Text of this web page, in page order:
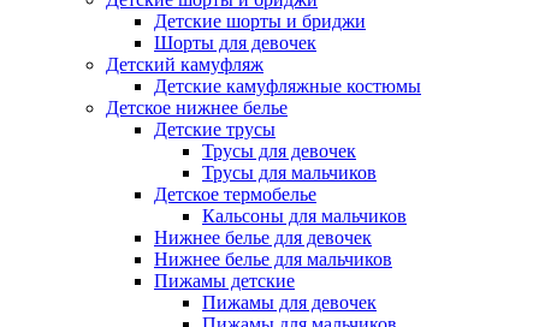
Детские шорты и бриджи
Шорты для девочек
Детский камуфляж
Детские камуфляжные костюмы
Детское нижнее белье
Детские трусы
Трусы для девочек
Трусы для мальчиков
Детское термобелье
Кальсоны для мальчиков
Нижнее белье для девочек
Нижнее белье для мальчиков
Пижамы детские
Пижамы для девочек